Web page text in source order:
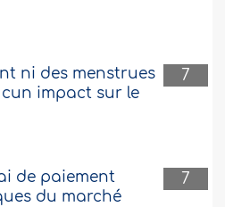
7
ni des menstrues
impact sur le
7
de paiement
du marché